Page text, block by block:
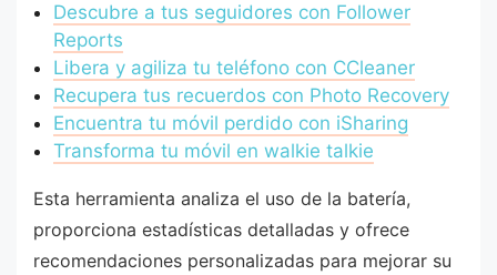
Descubre a tus seguidores con Follower
Reports
Libera y agiliza tu teléfono con CCleaner
Recupera tus recuerdos con Photo Recovery
Encuentra tu móvil perdido con iSharing
Transforma tu móvil en walkie talkie
Esta herramienta analiza el uso de la batería,
proporciona estadísticas detalladas y ofrece
recomendaciones personalizadas para mejorar su